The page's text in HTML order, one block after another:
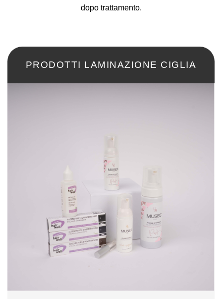
dopo trattamento.
PRODOTTI LAMINAZIONE CIGLIA